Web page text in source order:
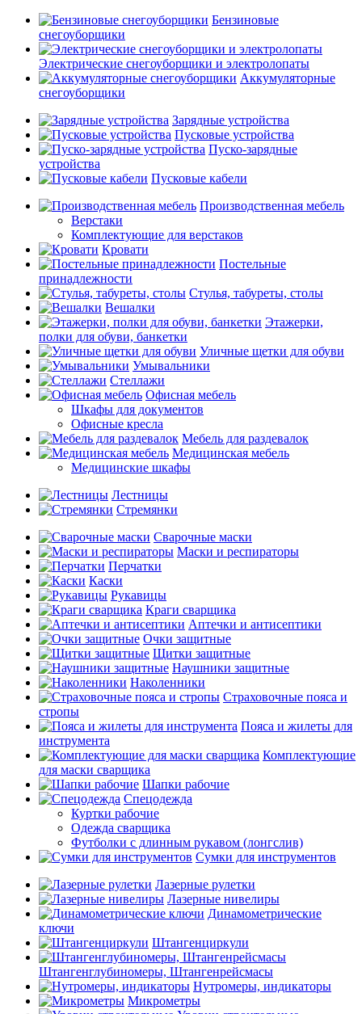
Бензиновые
снегоуборщики
Электрические снегоуборщики и электролопаты
Аккумуляторные
снегоуборщики
Зарядные устройства
Пусковые устройства
Пуско-зарядные
устройства
Пусковые кабели
Производственная мебель
Верстаки
Комплектующие для верстаков
Кровати
Постельные
принадлежности
Стулья, табуреты, столы
Вешалки
Этажерки,
полки для обуви, банкетки
Уличные щетки для обуви
Умывальники
Стеллажи
Офисная мебель
Шкафы для документов
Офисные кресла
Мебель для раздевалок
Медицинская мебель
Медицинские шкафы
Лестницы
Стремянки
Сварочные маски
Маски и респираторы
Перчатки
Каски
Рукавицы
Краги сварщика
Аптечки и антисептики
Очки защитные
Щитки защитные
Наушники защитные
Наколенники
Страховочные пояса и
стропы
Пояса и жилеты для
инструмента
Комплектующие
для маски сварщика
Шапки рабочие
Спецодежда
Куртки рабочие
Одежда сварщика
Футболки с длинным рукавом (лонгслив)
Сумки для инструментов
Лазерные рулетки
Лазерные нивелиры
Динамометрические
ключи
Штангенциркули
Штангенглубиномеры, Штангенрейсмасы
Нутромеры, индикаторы
Микрометры